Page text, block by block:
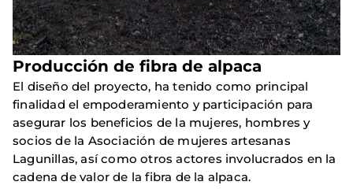
Producción de fibra de alpaca
El diseño del proyecto, ha tenido como principal
finalidad el empoderamiento y participación para
asegurar los beneficios de la mujeres, hombres y
socios de la Asociación de mujeres artesanas
Lagunillas, así como otros actores involucrados en la
cadena de valor de la fibra de la alpaca.